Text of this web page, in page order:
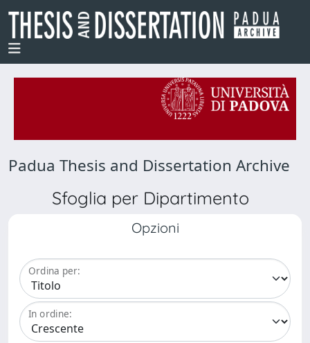
Padua Thesis and Dissertation Archive
Sfoglia per Dipartimento
Opzioni
Ordina per:
In ordine: